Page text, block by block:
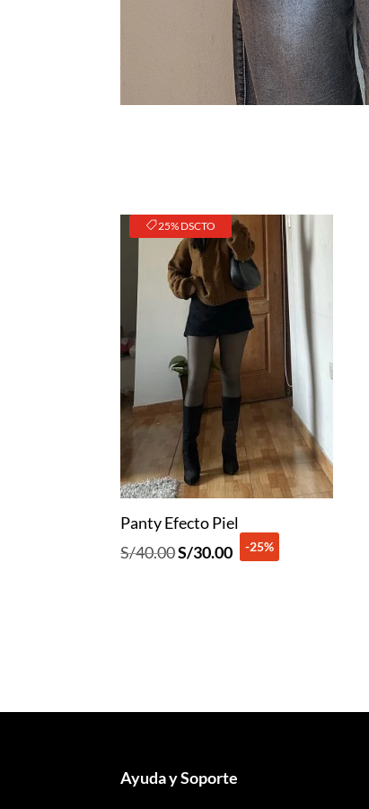
25% DSCTO
Panty Efecto Piel
S/40.00El
S/30.00El-25%
Ayuda y Soporte